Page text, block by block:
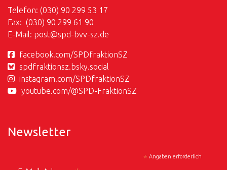
Telefon: (030) 90 299 53 17
Fax: (030) 90 299 61 90
E-Mail: post@spd-bvv-sz.de
facebook.com/SPDfraktionSZ
spdfraktionsz.bsky.social
instagram.com/SPDfraktionSZ
youtube.com/@SPD-FraktionSZ
Newsletter
* Angaben erforderlich